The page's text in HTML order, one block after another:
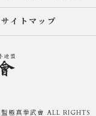
サイトマップ
極真拳武會 ALL RIGHTS